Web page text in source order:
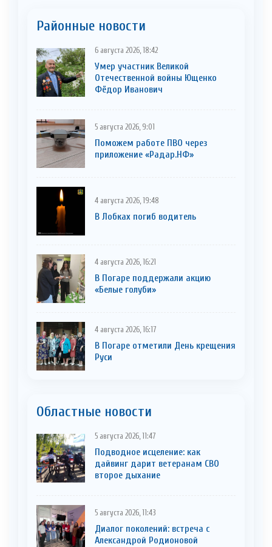
Районные новости
6 августа 2026, 18:42
Умер участник Великой
Отечественной войны Ющенко
Фёдор Иванович
5 августа 2026, 9:01
Поможем работе ПВО через
приложение «Радар.НФ»
4 августа 2026, 19:48
В Лобках погиб водитель
4 августа 2026, 16:21
В Погаре поддержали акцию
«Белые голуби»
4 августа 2026, 16:17
В Погаре отметили День крещения
Руси
Областные новости
5 августа 2026, 11:47
Подводное исцеление: как
дайвинг дарит ветеранам СВО
второе дыхание
5 августа 2026, 11:43
Диалог поколений: встреча с
Александрой Родионовой